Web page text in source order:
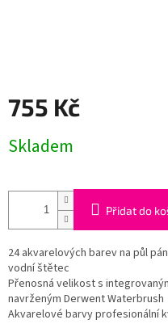
755 Kč
cena:
Skladem
Přidat do
24 akvarelových barev na půl
vodní štětec
Přenosná velikost s
navrženým Derwent Waterbrush
Akvarelové barvy profesionální